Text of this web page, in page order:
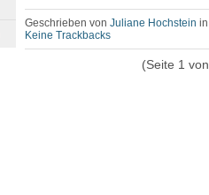
Geschrieben vonJuliane Hochstein
Keine Trackbacks
(Seite 1